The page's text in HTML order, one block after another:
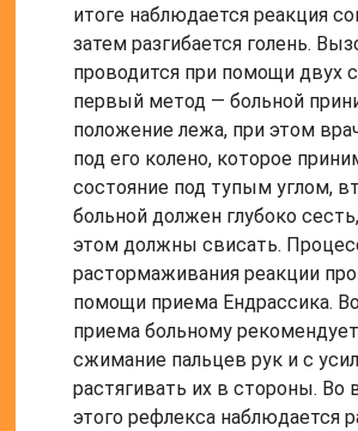
итоге наблюдается реакция
затем разгибается голень.
проводится при помощи двух
первый метод — больной
положение лежа, при этом
под его колено, которое
состояние под тупым углом,
больной должен глубоко
этом должны свисать.
растормаживания реакции
помощи приема Ендрассика.
приема больному
сжимание пальцев рук и с
растягивать их в стороны. Во
этого рефлекса наблюдается